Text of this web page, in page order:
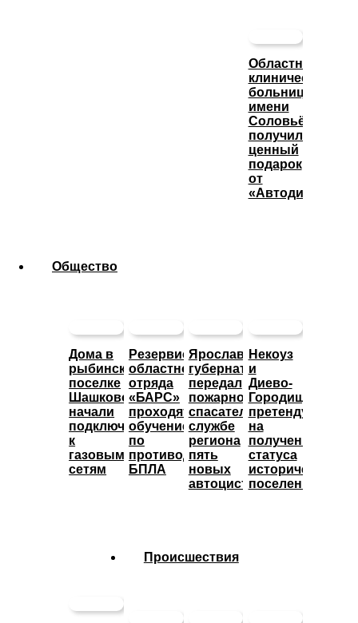
Областная
клиническая
больница
имени
Соловьёва
получила
ценный
подарок
от
«Автодизеля»
Общество
Дома в
рыбинском
поселке
Шашково
начали
подключать
к
газовым
сетям
Резервисты
областного
отряда
«БАРС»
проходят
обучение
по
противодействию
БПЛА
Ярославский
губернатор
передал
пожарно-
спасательной
службе
региона
пять
новых
автоцистерн
Некоуз
и
Диево-
Городище
претендуют
на
получение
статуса
исторических
поселений
Происшествия